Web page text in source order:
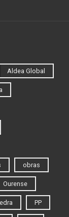
Aldea Global
obras
Ourense
PP